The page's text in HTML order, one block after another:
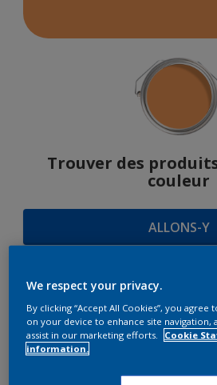
Trouver des
couleur
ALLONS-Y
We respect your privacy.
By clicking “Accept All Cookies”, you
on your device to enhance site navigation,
assist in our marketing efforts.
Cookie
information.